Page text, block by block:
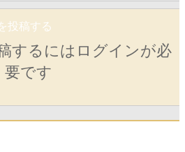
投稿する
するにはログインが必
要です